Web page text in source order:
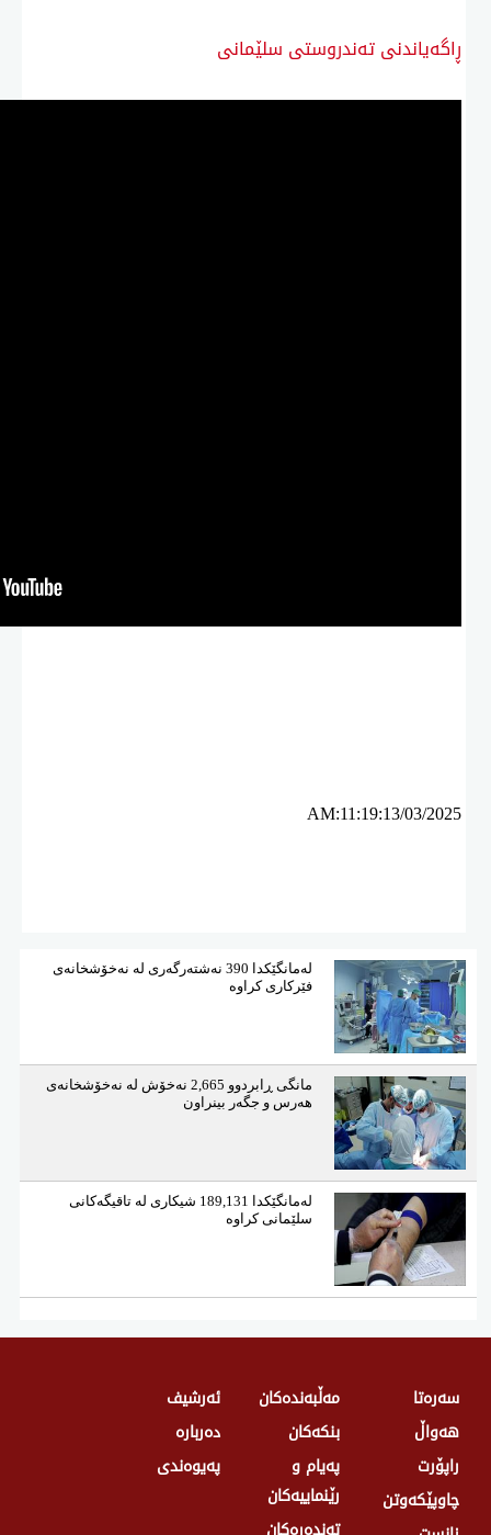
ڕاگەیاندنی تەندروستی سلێمانی
AM:11:19:13/03/2025
لەمانگێكدا 390 نەشتەرگەری لە نەخۆشخانەی
فێركاری كراوە
مانگی ڕابردوو 2,665 نەخۆش لە نەخۆشخانەی
هەرس و جگەر بینراون
لەمانگێكدا 189,131 شیكاری لە تاقیگەكانی
سلێمانی كراوە
سەرەتا
هەواڵ
راپۆرت
چاوپێکەوتن
مەڵبەندەکان
بنکەکان
پەیام و
رێنماییەکان
ئەرشیف
دەربارە
پەیوەندی